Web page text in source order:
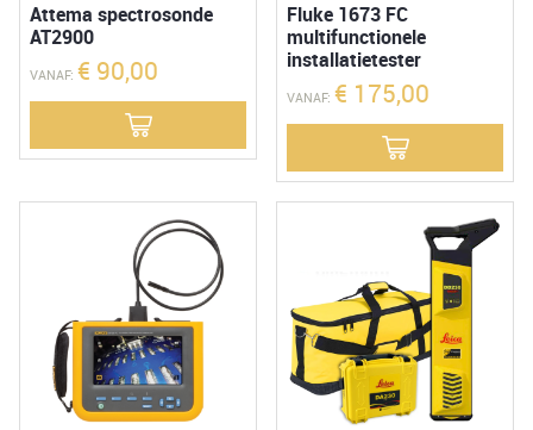
Attema spectrosonde
AT2900
VANAF: € 90,00
Fluke 1673 FC
multifunctionele
installatietester
VANAF:€ 175,00